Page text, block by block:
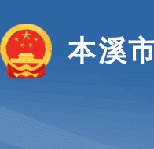
本溪